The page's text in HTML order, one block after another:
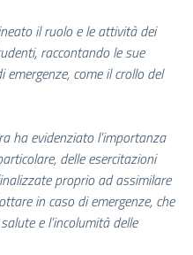
il ruolo e le attività dei
raccontando le sue
come il crollo del
ha evidenziato l’importanza
delle esercitazioni
proprio ad assimilare
in caso di emergenze, che
e l’incolumità delle